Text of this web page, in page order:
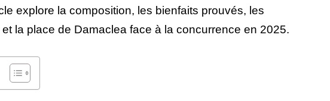
explore la composition, les bienfaits prouvés, les
la place de Damaclea face à la concurrence en 2025.